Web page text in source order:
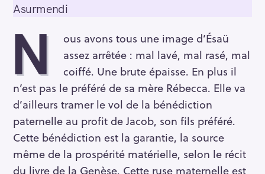
Asurmendi
N
ous avons tous une image d’Ésaü
assez arrêtée : mal lavé, mal rasé, mal
coiffé. Une brute épaisse. En plus il
n’est pas le préféré de sa mère Rébecca. Elle va
d’ailleurs tramer le vol de la bénédiction
paternelle au profit de Jacob, son fils préféré.
Cette bénédiction est la garantie, la source
même de la prospérité matérielle, selon le récit
du livre de la Genèse. Cette ruse maternelle est